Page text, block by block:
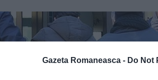
Gazeta Romaneasca - Do Not